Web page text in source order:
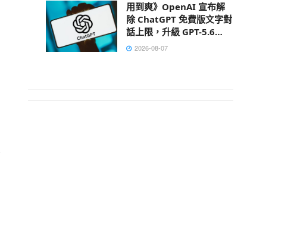
用到爽》OpenAI 宣布解
除 ChatGPT 免費版文字對
話上限，升級 GPT-5.6
Luna
2026-08-07